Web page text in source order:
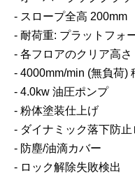
- スロープ全高 200mm
- 耐荷重: プラットフォ
- 各フロアのクリア高さ
- 4000mm/min (無負荷)
- 4.0kw 油圧ポンプ
- 粉体塗装仕上げ
- ダイナミック落下防止
- 防塵/油滴カバー
- ロック解除失敗検出